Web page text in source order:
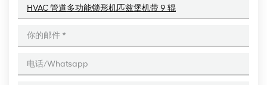
HVAC 管道多功能锁形机匹兹堡机带 9 辊